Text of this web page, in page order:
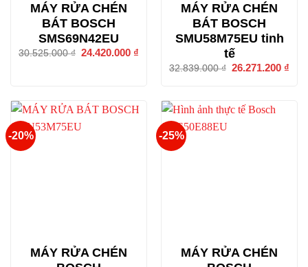
MÁY RỬA CHÉN
BÁT BOSCH
SMS69N42EU
30.525.000₫ Giá
24.420.000 ₫
MÁY RỬA CHÉN
BÁT BOSCH
SMU58M75EU tinh
tế
32.839.000₫ Giá
26.271.200 ₫
-20%
MÁY RỬA CHÉN
-25%
MÁY RỬA CHÉN